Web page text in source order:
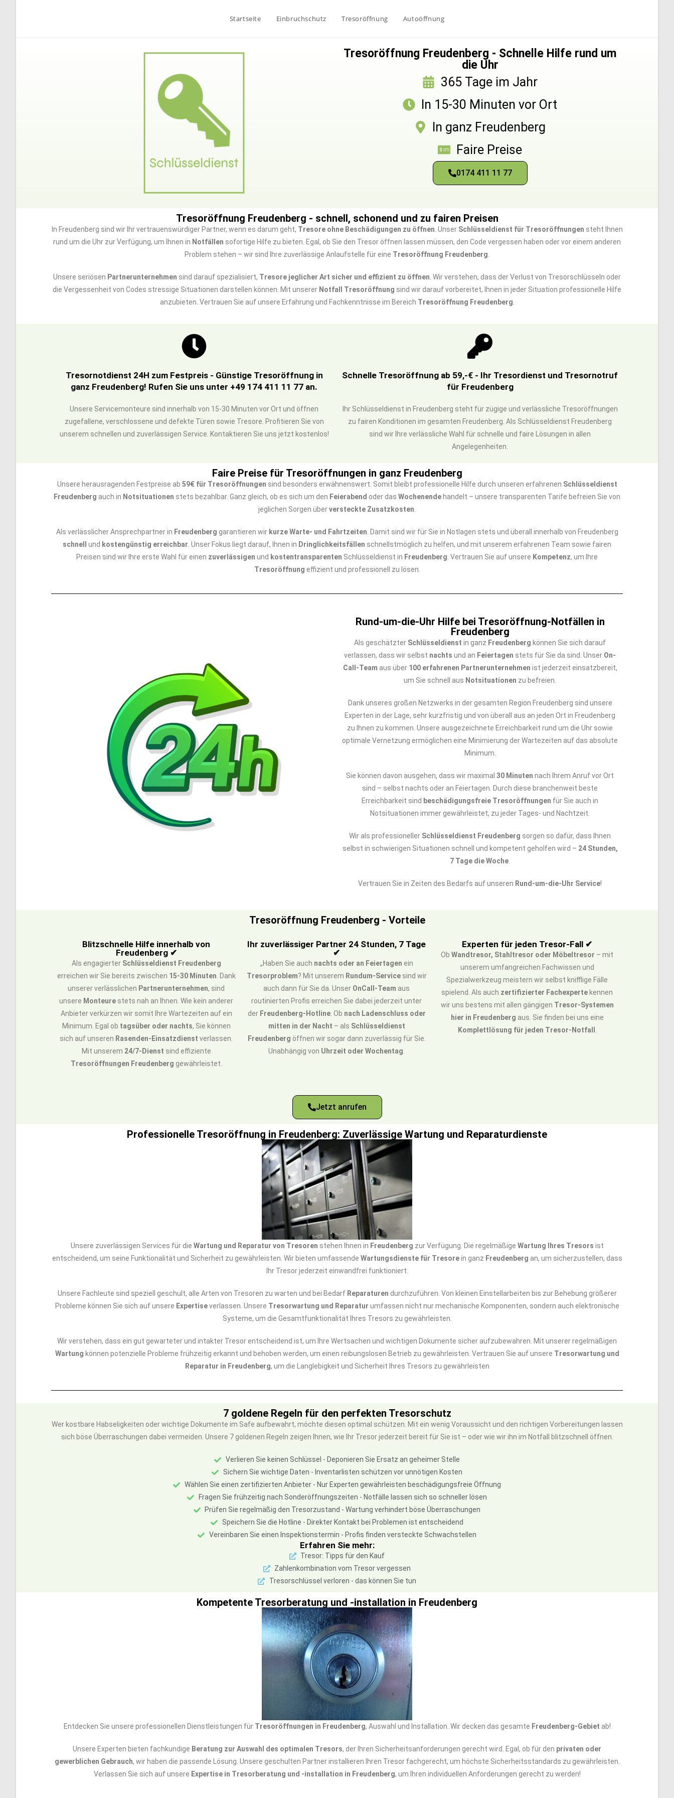
Startseite Einbruchschutz Tresoröffnung Autoöffnung
Tresoröffnung Freudenberg - Schnelle Hilfe rund um
die Uhr
365 Tage im Jahr
In 15-30 Minuten vor Ort
In ganz Freudenberg
Faire Preise
0174 411 11 77
Tresoröffnung Freudenberg - schnell, schonend und zu fairen Preisen
In Freudenberg sind wir Ihr vertrauenswürdiger Partner, wenn es darum geht, Tresore ohne Beschädigungen zu öffnen . Unser Schlüsseldienst für Tresoröffnungen steht Ihnen
rund um die Uhr zur Verfügung, um Ihnen in Notfällen sofortige Hilfe zu bieten. Egal, ob Sie den Tresor öffnen lassen müssen, den Code vergessen haben oder vor einem anderen
Problem stehen – wir sind Ihre zuverlässige Anlaufstelle für eine Tresoröffnung Freudenberg
Unsere seriösen Partnerunternehmen sind darauf spezialisiert, Tresore jeglicher Art sicher und effizient zu öffnen . Wir verstehen, dass der Verlust von Tresorschlüsseln oder
die Vergessenheit von Codes stressige Situationen darstellen können. Mit unserer Notfall Tresoröffnung sind wir darauf vorbereitet, Ihnen in jeder Situation professionelle Hilfe
anzubieten. Vertrauen Sie auf unsere Erfahrung und Fachkenntnisse im Bereich Tresoröffnung Freudenberg
Tresornotdienst 24H zum Festpreis - Günstige Tresoröffnung in
ganz Freudenberg! Rufen Sie uns unter +49 174 411 11 77 an.
Unsere Servicemonteure sind innerhalb von 15-30 Minuten vor Ort und öffnen
zugefallene, verschlossene und defekte Türen sowie Tresore. Profitieren Sie von
unserem schnellen und zuverlässigen Service. Kontaktieren Sie uns jetzt kostenlos!
Schnelle Tresoröffnung ab 59,-€ - Ihr Tresordienst und Tresornotruf
für Freudenberg
Ihr Schlüsseldienst in Freudenberg steht für zügige und verlässliche Tresoröffnungen
zu fairen Konditionen im gesamten Freudenberg. Als Schlüsseldienst Freudenberg
sind wir Ihre verlässliche Wahl für schnelle und faire Lösungen in allen
Angelegenheiten.
Faire Preise für Tresoröffnungen in ganz Freudenberg
Unsere herausragenden Festpreise ab 59€ für Tresoröffnungen sind besonders erwähnenswert. Somit bleibt professionelle Hilfe durch unseren erfahrenen Schlüsseldienst
Freudenberg auch in Notsituationen stets bezahlbar. Ganz gleich, ob es sich um den Feierabend oder das Wochenende handelt – unsere transparenten Tarife befreien Sie von
jeglichen Sorgen überversteckte Zusatzkosten
Als verlässlicher Ansprechpartner in Freudenberg garantieren wir kurze Warte- und Fahrtzeiten . Damit sind wir für Sie in Notlagen stets und überall innerhalb von Freudenberg
schnell
und kostengünstig erreichbar . Unser Fokus liegt darauf, Ihnen in Dringlichkeitsfällen schnellstmöglich zu helfen, und mit unserem erfahrenen Team sowie fairen
Preisen sind wir Ihre erste Wahl für einen zuverlässigen und kostentransparenten Schlüsseldienst in Freudenberg . Vertrauen Sie auf unsere Kompetenz, um Ihre
Tresoröffnung effizient und professionell zu lösen.
Rund-um-die-Uhr Hilfe bei Tresoröffnung-Notfällen in
Freudenberg
Als geschätzter Schlüsseldienst in ganz Freudenberg können Sie sich darauf
verlassen, dass wir selbst nachts und an Feiertagen stets für Sie da sind. Unser On-
Call-Team aus über 100 erfahrenen Partnerunternehmen ist jederzeit einsatzbereit,
um Sie schnell aus Notsituationen zu befreien.
Dank unseres großen Netzwerks in der gesamten Region Freudenberg sind unsere
Experten in der Lage, sehr kurzfristig und von überall aus an jeden Ort in Freudenberg
zu Ihnen zu kommen. Unsere ausgezeichnete Erreichbarkeit rund um die Uhr sowie
optimale Vernetzung ermöglichen eine Minimierung der Wartezeiten auf das absolute
Minimum.
Sie können davon ausgehen, dass wir maximal 30 Minuten nach Ihrem Anruf vor Ort
sind – selbst nachts oder an Feiertagen. Durch diese branchenweit beste
Erreichbarkeit sind beschädigungsfreie Tresoröffnungen für Sie auch in
Notsituationen immer gewährleistet, zu jeder Tages- und Nachtzeit.
Wir als professioneller Schlüsseldienst Freudenberg sorgen so dafür, dass Ihnen
selbst in schwierigen Situationen schnell und kompetent geholfen wird – 24 Stunden,
7 Tage die Woche
Vertrauen Sie in Zeiten des Bedarfs auf unseren Rund-um-die-Uhr Service!
Tresoröffnung Freudenberg - Vorteile
Blitzschnelle Hilfe innerhalb von
Freudenberg ✔
Als engagierter Schlüsseldienst Freudenberg
erreichen wir Sie bereits zwischen 15-30 Minuten . Dank
unserer verlässlichen Partnerunternehmen, sind
unsere Monteure stets nah an Ihnen. Wie kein anderer
Anbieter verkürzen wir somit Ihre Wartezeiten auf ein
Minimum. Egal ob tagsüber oder nachts, Sie können
sich auf unseren Rasenden-Einsatzdienst verlassen.
Mit unserem 24/7-Dienst sind effiziente
Tresoröffnungen Freudenberg gewährleistet.
Ihr zuverlässiger Partner 24 Stunden, 7 Tage
✔
„Haben Sie auch nachts oder an Feiertagen ein
Tresorproblem? Mit unserem Rundum-Servicesind wir
auch dann für Sie da. Unser OnCall-Team aus
routinierten Profis erreichen Sie dabei jederzeit unter
der Freudenberg-Hotline. Ob nach Ladenschluss oder
mitten in der Nacht – als Schlüsseldienst
Freudenberg öffnen wir sogar dann zuverlässig für Sie.
Unabhängig von Uhrzeit oder Wochentag
Experten für jeden Tresor-Fall ✔
ObWandtresor, Stahltresor oder Möbeltresor – mit
unserem umfangreichen Fachwissen und
Spezialwerkzeug meistern wir selbst knifflige Fälle
spielend. Als auch zertifizierter Fachexperte kennen
wir uns bestens mit allen gängigen Tresor-Systemen
hier in Freudenberg aus. Sie finden bei uns eine
Komplettlösung für jeden Tresor-Notfall
Jetzt anrufen
Professionelle Tresoröffnung in Freudenberg: Zuverlässige Wartung und Reparaturdienste
Unsere zuverlässigen Services für die Wartung und Reparatur von Tresoren stehen Ihnen in Freudenberg zur Verfügung. Die regelmäßige Wartung Ihres Tresors ist
entscheidend, um seine Funktionalität und Sicherheit zu gewährleisten. Wir bieten umfassende Wartungsdienste für Tresorein ganz Freudenberg an, um sicherzustellen, dass
Ihr Tresor jederzeit einwandfrei funktioniert.
Unsere Fachleute sind speziell geschult, alle Arten von Tresoren zu warten und bei Bedarf Reparaturen durchzuführen. Von kleinen Einstellarbeiten bis zur Behebung größerer
Probleme können Sie sich auf unsere Expertiseverlassen. Unsere Tresorwartung und Reparatur umfassen nicht nur mechanische Komponenten, sondern auch elektronische
Systeme, um die Gesamtfunktionalität Ihres Tresors zu gewährleisten.
Wir verstehen, dass ein gut gewarteter und intakter Tresor entscheidend ist, um Ihre Wertsachen und wichtigen Dokumente sicher aufzubewahren. Mit unserer regelmäßigen
Wartung können potenzielle Probleme frühzeitig erkannt und behoben werden, um einen reibungslosen Betrieb zu gewährleisten. Vertrauen Sie auf unsere Tresorwartung und
Reparatur in Freudenberg, um die Langlebigkeit und Sicherheit Ihres Tresors zu gewährleisten
7 goldene Regeln für den perfekten Tresorschutz
Wer kostbare Habseligkeiten oder wichtige Dokumente im Safe aufbewahrt, möchte diesen optimal schützen. Mit ein wenig Voraussicht und den richtigen Vorbereitungen lassen
sich böse Überraschungen dabei vermeiden. Unsere 7 goldenen Regeln zeigen Ihnen, wie Ihr Tresor jederzeit bereit für Sie ist – oder wie wir ihn im Notfall blitzschnell öffnen.
Verlieren Sie keinen Schlüssel - Deponieren Sie Ersatz an geheimer Stelle
Sichern Sie wichtige Daten - Inventarlisten schützen vor unnötigen Kosten
Wählen Sie einen zertifizierten Anbieter - Nur Experten gewährleisten beschädigungsfreie Öffnung
Fragen Sie frühzeitig nach Sonderöffnungszeiten - Notfälle lassen sich so schneller lösen
Prüfen Sie regelmäßig den Tresorzustand - Wartung verhindert böse Überraschungen
Speichern Sie die Hotline - Direkter Kontakt bei Problemen ist entscheidend
Vereinbaren Sie einen Inspektionstermin - Profis finden versteckte Schwachstellen
Erfahren Sie mehr:
Tresor: Tipps für den Kauf
Zahlenkombination vom Tresor vergessen
Tresorschlüssel verloren - das können Sie tun
Kompetente Tresorberatung und -installation in Freudenberg
Entdecken Sie unsere professionellen Dienstleistungen für Tresoröffnungen in Freudenberg, Auswahl und Installation. Wir decken das gesamte Freudenberg-Gebiet ab!
Unsere Experten bieten fachkundige Beratung zur Auswahl des optimalen Tresors, der Ihren Sicherheitsanforderungen gerecht wird. Egal, ob für den privaten oder
gewerblichen Gebrauch, wir haben die passende Lösung. Unsere geschulten Partner installieren Ihren Tresor fachgerecht, um höchste Sicherheitsstandards zu gewährleisten.
Verlassen Sie sich auf unsere Expertise in Tresorberatung und -installation in Freudenberg, um Ihren individuellen Anforderungen gerecht zu werden!